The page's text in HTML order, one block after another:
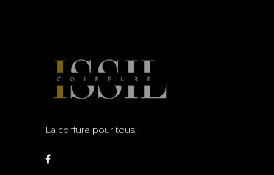
La coiffure pour tous !